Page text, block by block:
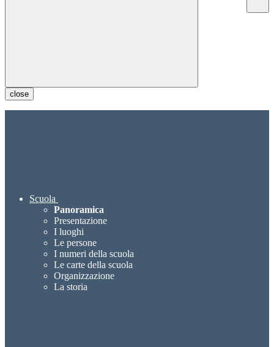
close
Scuola
Panoramica
Presentazione
I luoghi
Le persone
I numeri della scuola
Le carte della scuola
Organizzazione
La storia